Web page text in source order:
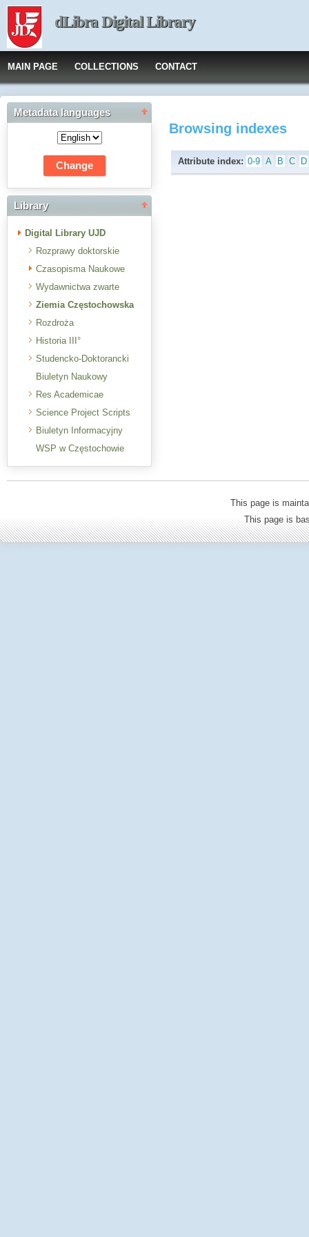
dLibra Digital Library
MAIN PAGE COLLECTIONS CONTACT
Metadata languages
Library
Digital Library UJD
Rozprawy doktorskie
Czasopisma Naukowe
Wydawnictwa zwarte
Ziemia Częstochowska
Rozdroża
Historia III°
Studencko-Doktorancki
Biuletyn Naukowy
Res Academicae
Science Project Scripts
Biuletyn Informacyjny
WSP w Częstochowie
Browsing indexes
Attribute index: 0-9 A B C D
This page is
This page is